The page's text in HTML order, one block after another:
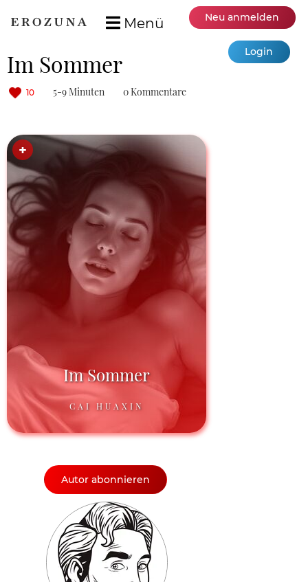
Menü Neu anmelden
Login
Im Sommer
10 5-9 Minuten 0 Kommentare
Im Sommer
CAI HUAXIN
Autor abonnieren